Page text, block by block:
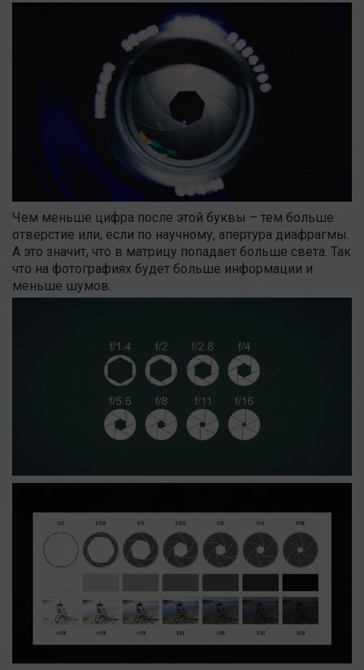
Чем меньше цифра после этой буквы – тем больше
отверстие или, если по научному, апертура диафрагмы.
А это значит, что в матрицу попадает больше света. Так
что на фотографиях будет больше информации и
меньше шумов.